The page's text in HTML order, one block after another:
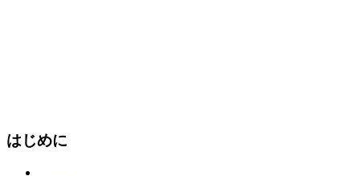
はじめに